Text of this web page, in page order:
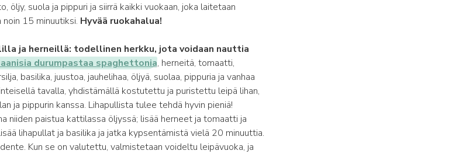
öljy, suola ja pippuri ja siirrä kaikki vuokaan, joka laitetaan
15 minuutiksi. Hyvää ruokahalua!
ja herneillä: todellinen herkku, jota voidaan nauttia
durumpastaa spaghettonia, herneitä, tomaatti,
basilika, juustoa, jauhelihaa, öljyä, suolaa, pippuria ja vanhaa
tavalla, yhdistämällä kostutettu ja puristettu leipä lihan,
ja pippurin kanssa. Lihapullista tulee tehdä hyvin pieniä!
niiden paistua kattilassa öljyssä; lisää herneet ja tomaatti ja
lihapullat ja basilika ja jatka kypsentämistä vielä 20 minuuttia.
Kun se on valutettu, valmistetaan voideltu leipävuoka, ja